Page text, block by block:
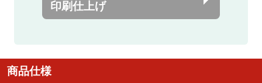
印刷仕上げ
商品仕様